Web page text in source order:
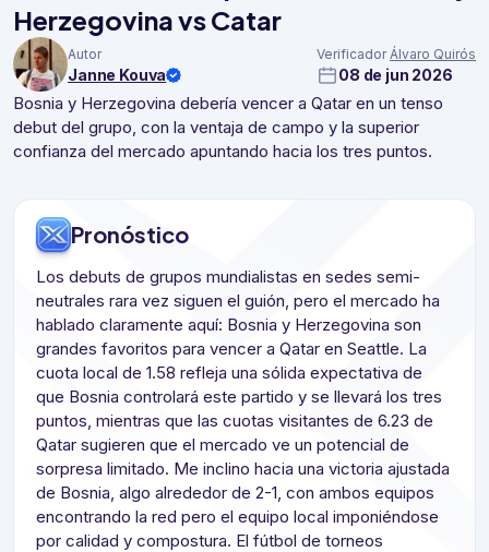
Herzegovina vs Catar
Autor
Janne Kouva
Verificador Álvaro Quirós
08 de jun 2026
Bosnia y Herzegovina debería vencer a Qatar en un tenso
debut del grupo, con la ventaja de campo y la superior
confianza del mercado apuntando hacia los tres puntos.
Pronóstico
Los debuts de grupos mundialistas en sedes semi-
neutrales rara vez siguen el guión, pero el mercado ha
hablado claramente aquí: Bosnia y Herzegovina son
grandes favoritos para vencer a Qatar en Seattle. La
cuota local de 1.58 refleja una sólida expectativa de
que Bosnia controlará este partido y se llevará los tres
puntos, mientras que las cuotas visitantes de 6.23 de
Qatar sugieren que el mercado ve un potencial de
sorpresa limitado. Me inclino hacia una victoria ajustada
de Bosnia, algo alrededor de 2-1, con ambos equipos
encontrando la red pero el equipo local imponiéndose
por calidad y compostura. El fútbol de torneos